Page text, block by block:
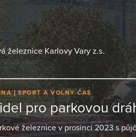
železnice Karlovy Vary z.s.
SPORT A VOLNÝ ČAS
pro parkovou
železnice v prosinci 2023 s